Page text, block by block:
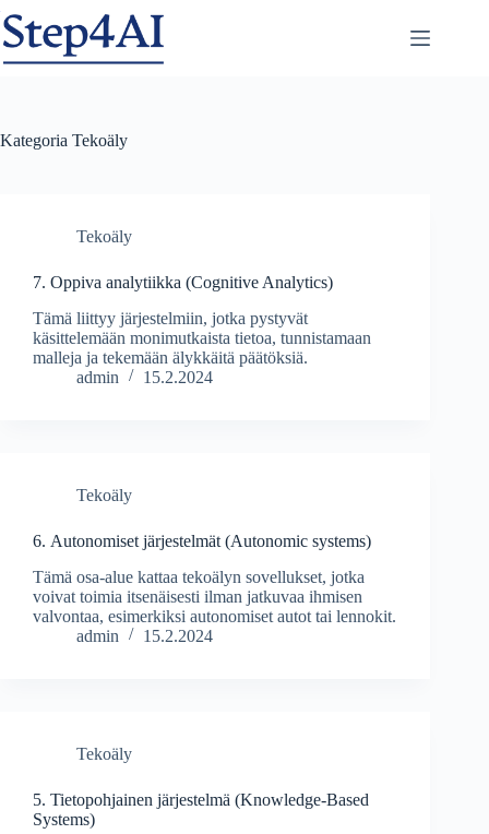
Skip
to
content
Kategoria Tekoäly
Tekoäly
7. Oppiva analytiikka (Cognitive Analytics)
Tämä liittyy järjestelmiin, jotka pystyvät
käsittelemään monimutkaista tietoa, tunnistamaan
malleja ja tekemään älykkäitä päätöksiä.
admin
15.2.2024
Tekoäly
6. Autonomiset järjestelmät (Autonomic systems)
Tämä osa-alue kattaa tekoälyn sovellukset, jotka
voivat toimia itsenäisesti ilman jatkuvaa ihmisen
valvontaa, esimerkiksi autonomiset autot tai lennokit.
admin
15.2.2024
Tekoäly
5. Tietopohjainen järjestelmä (Knowledge-Based
Systems)